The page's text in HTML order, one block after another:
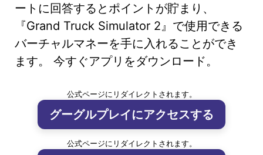
ートに回答するとポイントが貯まり、
『Grand Truck Simulator 2』で使用できる
バーチャルマネーを手に入れることができ
ます。 今すぐアプリをダウンロード。
公式ページにリダイレクトされます。
グーグルプレイにアクセスする
公式ページにリダイレクトされます。